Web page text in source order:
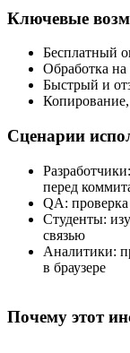
Ключевые
Бесплатный
Обработка на
Быстрый и
Сценарии
перед
QA:
Студенты:
связью
Аналитики:
в браузере
Почему этот